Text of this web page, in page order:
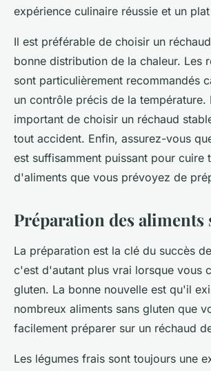
expérience culinaire réussie et un
Il est préférable de choisir un
bonne distribution de la chaleur. Les
sont particulièrement recommandés
un contrôle précis de la température.
important de choisir un réchaud
tout accident. Enfin, assurez-vous
est suffisamment puissant pour cuire
d'aliments que vous prévoyez de
Préparation des aliments
La préparation est la clé du succès
c'est d'autant plus vrai lorsque vous
gluten. La bonne nouvelle est qu'il
nombreux aliments sans gluten que
facilement préparer sur un réchaud
Les légumes frais sont toujours une